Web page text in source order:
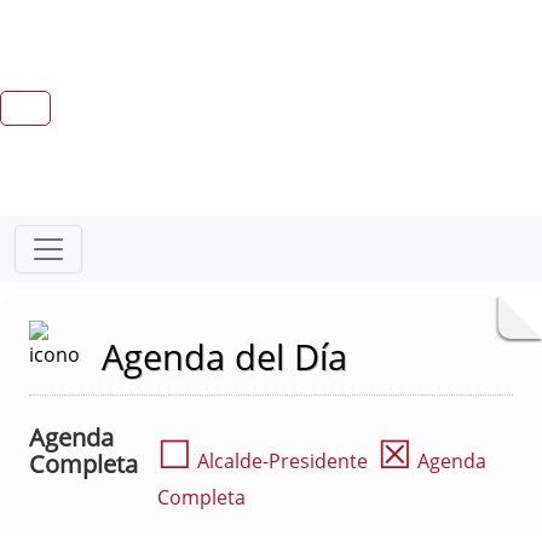
Agenda del Día
Agenda
Completa
☐ Alcalde-Presidente ☒ Agenda
Completa